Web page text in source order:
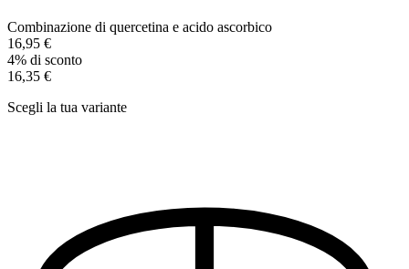
Combinazione di quercetina e acido ascorbico
16,95 €
4% di sconto
16,35 €
Scegli la tua variante